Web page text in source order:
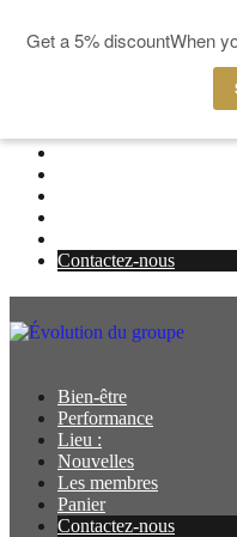
Contactez-nous
Bien-être
Performance
Lieu :
Nouvelles
Les membres
Panier
Contactez-nous